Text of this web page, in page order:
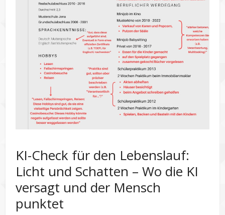
KI-Check für den Lebenslauf:
Licht und Schatten – Wo die KI
versagt und der Mensch
punktet